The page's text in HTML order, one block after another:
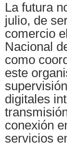
La futura
julio, de
comercio
Nacional
como
este
digitales
conexión
servicios